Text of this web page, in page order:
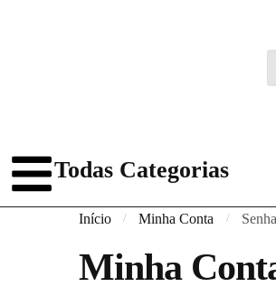
Todas Categorias
Início / Minha Conta /
Minha